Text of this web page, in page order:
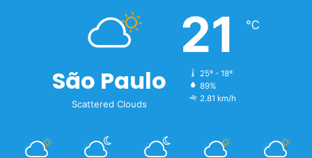
São Paulo
Scattered Clouds
21 ℃
25º - 18º
89%
2.81 km/h